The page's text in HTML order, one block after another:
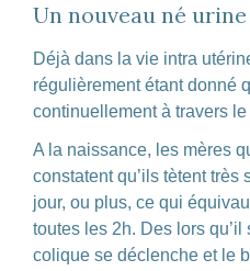
Un nouveau né
Déjà dans la vie intra
régulièrement étant donné
continuellement à travers
A la naissance, les mères
constatent qu’ils tètent très
jour, ou plus, ce qui
toutes les 2h. Des lors
colique se déclenche et le